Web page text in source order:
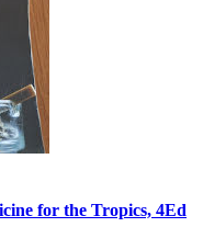
for the Tropics, 4Ed